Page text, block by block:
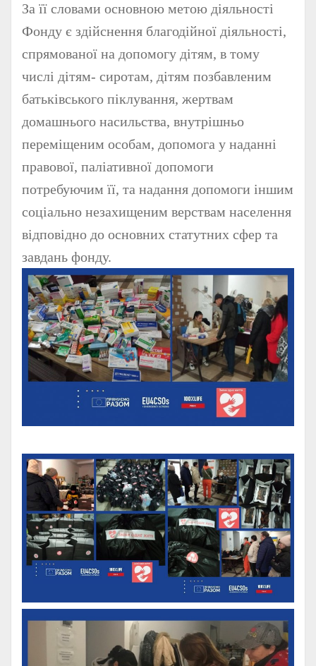
За її словами основною метою діяльності
Фонду є здійснення благодійної діяльності,
спрямованої на допомогу дітям, в тому
числі дітям- сиротам, дітям позбавленим
батьківського піклування, жертвам
домашнього насильства, внутрішньо
переміщеним особам, допомога у наданні
правової, паліативної допомоги
потребуючим її, та надання допомоги іншим
соціально незахищеним верствам населення
відповідно до основних статутних сфер та
завдань фонду.